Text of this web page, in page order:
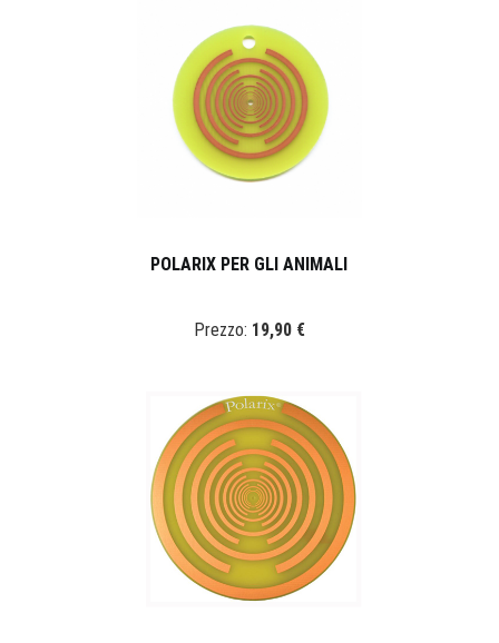
POLARIX PER GLI ANIMALI
Prezzo: 19,90 €